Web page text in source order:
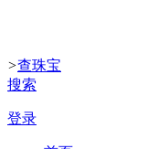
>查珠宝
搜索
登录